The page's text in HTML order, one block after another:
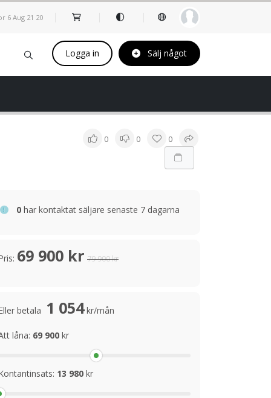
6 Aug 21 20
Logga in Sälj något
0 0 0
0 har kontaktat säljare senaste 7 dagarna
69 900 kr 79 900 kr
betala 1 054kr/mån
låna: 69 900 kr
13 980 kr